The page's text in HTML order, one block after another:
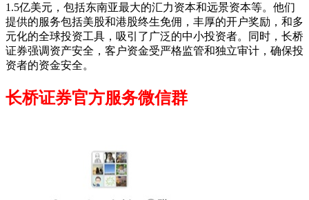
1.5亿美元，包括东南亚最大的汇力资本和远景资本等。他们
提供的服务包括美股和港股终生免佣，丰厚的开户奖励，和多
元化的全球投资工具，吸引了广泛的中小投资者。同时，长桥
证券强调资产安全，客户资金受严格监管和独立审计，确保投
资者的资金安全。
长桥证券官方服务微信群